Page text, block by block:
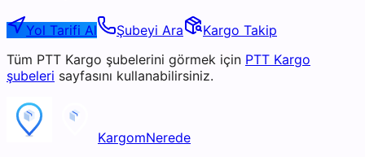
Yol Tarifi Al Şubeyi Ara
Kargo Takip
Tüm PTT Kargo şubelerini görmek için PTT Kargo
şubeleri sayfasını kullanabilirsiniz.
KargomNerede